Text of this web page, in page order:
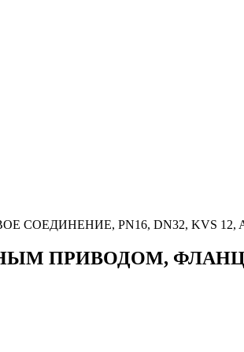
PN16, DN32, KVS 12,
ПРИВОДОМ,